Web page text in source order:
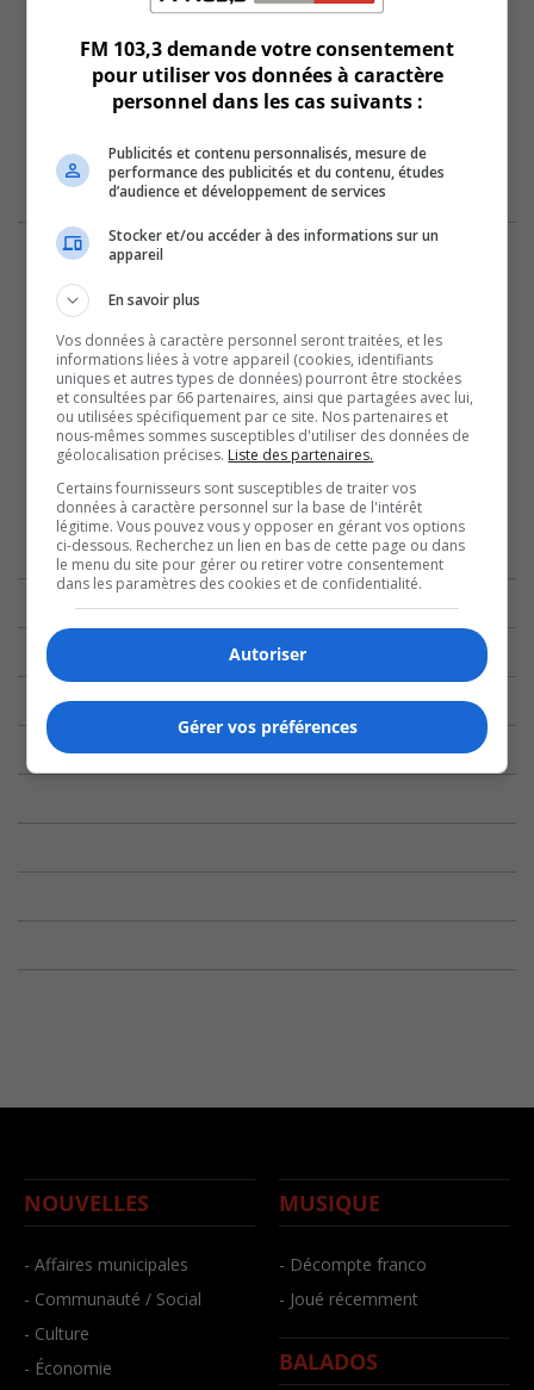
NOUVELLES
- Affaires municipales
- Communauté / Social
- Culture
- Économie
MUSIQUE
- Décompte franco
- Joué récemment
BALADOS
FM 103,3 demande votre consentement
pour utiliser vos données à caractère
personnel dans les cas suivants :
Publicités et contenu personnalisés, mesure de
performance des publicités et du contenu, études
d’audience et développement de services
Stocker et/ou accéder à des informations sur un
appareil
En savoir plus
Vos données à caractère personnel seront traitées, et les
informations liées à votre appareil (cookies, identifiants
uniques et autres types de données) pourront être stockées
et consultées par 66 partenaires, ainsi que partagées avec lui,
ou utilisées spécifiquement par ce site. Nos partenaires et
nous-mêmes sommes susceptibles d'utiliser des données de
géolocalisation précises. Liste des partenaires.
Certains fournisseurs sont susceptibles de traiter vos
données à caractère personnel sur la base de l'intérêt
légitime. Vous pouvez vous y opposer en gérant vos options
ci-dessous. Recherchez un lien en bas de cette page ou dans
le menu du site pour gérer ou retirer votre consentement
dans les paramètres des cookies et de confidentialité.
Autoriser
Gérer vos préférences